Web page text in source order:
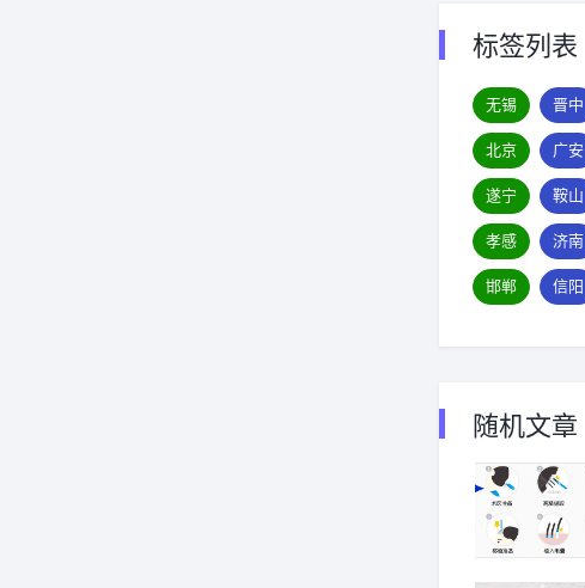
标签列表
无锡 晋中
北京 广安
遂宁 鞍山
孝感 济南
邯郸 信阳
随机文章